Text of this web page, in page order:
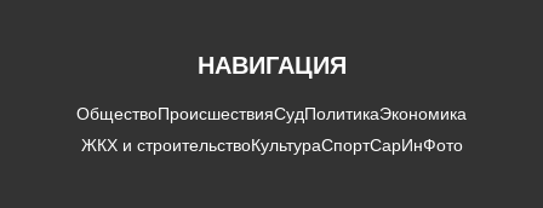
НАВИГАЦИЯ
ОбществоПроисшествияСудПолитикаЭкономика
ЖКХ и строительствоКультураСпортСарИнФото